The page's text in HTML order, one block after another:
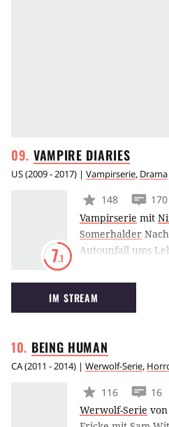
VAMPIRE DIARIES
US(2009 - 2017) | Vampirserie, Drama
7.1
148
170
Vampirserie mit
Somerhalder
Autounfall ums
neuen Situation
Jeremy sein Leid
versucht, lernt
kennen. Der hat
ein Vampir.
IM STREAM
BEING HUMAN
CA(2011 - 2014) | Werwolf-Serie,
116
16
Werwolf-Serie von